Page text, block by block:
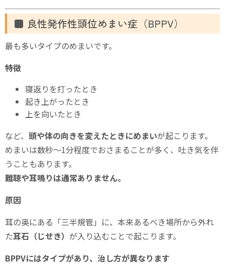
■ 良性発作性頭位めまい症（BPPV）
最も多いタイプのめまいです。
特徴
寝返りを打ったとき
起き上がったとき
上を向いたとき
など、 頭や体の向きを変えたときにめまいが起こります。
めまいは数秒〜1分程度でおさまることが多く、吐き気を伴
うこともあります。
難聴や耳鳴りは通常ありません。
原因
耳の奥にある「三半規管」に、本来あるべき場所から外れ
た耳石（じせき） が入り込むことで起こります。
BPPVにはタイプがあり、治し方が異なります